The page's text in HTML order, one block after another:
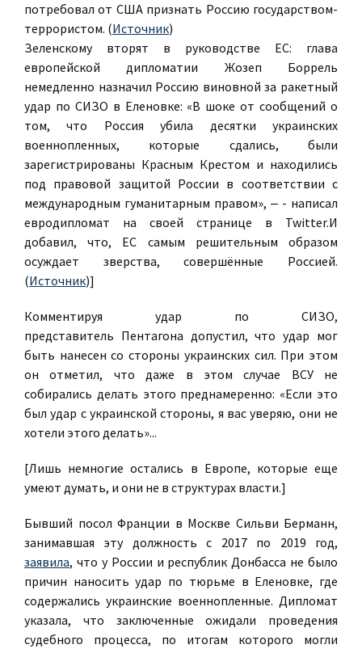
потребовал от США признать Россию государством-
террористом. (Источник)
Зеленскому вторят в руководстве ЕС: глава
европейской дипломатии Жозеп Боррель
немедленно назначил Россию виновной за ракетный
удар по СИЗО в Еленовке: «В шоке от сообщений о
том, что Россия убила десятки украинских
военнопленных, которые сдались, были
зарегистрированы Красным Крестом и находились
под правовой защитой России в соответствии с
международным гуманитарным правом», ‒ - написал
евродипломат на своей странице в Twitter.И
добавил, что, ЕС самым решительным образом
осуждает зверства, совершённые Россией.
(Источник)]
Комментируя удар по СИЗО,
представитель Пентагона допустил, что удар мог
быть нанесен со стороны украинских сил. При этом
он отметил, что даже в этом случае ВСУ не
собирались делать этого преднамеренно: «Если это
был удар с украинской стороны, я вас уверяю, они не
хотели этого делать»...
[Лишь немногие остались в Европе, которые еще
умеют думать, и они не в структурах власти.]
Бывший посол Франции в Москве Сильви Берманн,
занимавшая эту должность с 2017 по 2019 год,
заявила, что у России и республик Донбасса не было
причин наносить удар по тюрьме в Еленовке, где
содержались украинские военнопленные. Дипломат
указала, что заключенные ожидали проведения
судебного процесса, по итогам которого могли